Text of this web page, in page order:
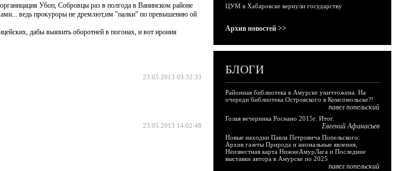
Убоп, Собровцы раз в полгода в Ванинском районе
ведь прокуроры не дремлют,им "палки" по превышению ой
дабы выявить оборотней в погонах, и вот ирония
23.05.2013 03:32:33
23.05.2013 14:02:48
ЦУМ в Хабаровске вернули государству
Архив новостей >>
БЛОГИ
Районная библиотека в Амурске уничтожена. На
очереди библиотека Островского в Комсомольске?!
павел попельский
Голая вечеринка Роснано 2015г. Итог.
Евгений Афанасьев
Новые находки Павла Петровича Попельского:
Архив газеты Природа и аномальные явления,
Неизвестная карта НижнеАмурЛага и Последние
выставки автора в Амурске по 2025
павел попельский